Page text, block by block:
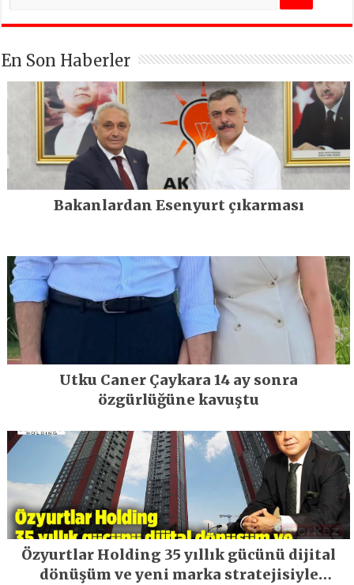
En Son Haberler
Bakanlardan Esenyurt çıkarması
Utku Caner Çaykara 14 ay sonra
özgürlüğüne kavuştu
Özyurtlar Holding 35 yıllık gücünü dijital
dönüşüm ve yeni marka stratejisiyle